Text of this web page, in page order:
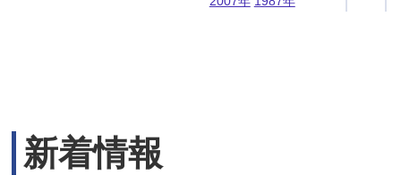
新着情報